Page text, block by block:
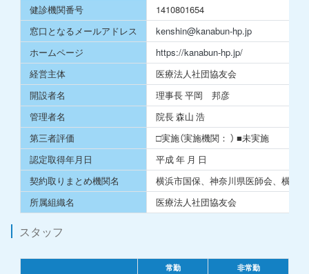
健診機関番号
1410801654
窓⼝となるメールアドレス
kenshin@kanabun-hp.jp
ホームページ
https://kanabun-hp.jp/
経営主体
医療法⼈社団協友会
開設者名
理事⻑ 平岡 邦彦
管理者名
院長 森山 浩
第三者評価
□実施（実施機関： ） ■未実施
認定取得年⽉⽇
平成 年 ⽉ ⽇
契約取りまとめ機関名
横浜市国保、神奈川県医師会、横浜
所属組織名
医療法⼈社団協友会
スタッフ
常勤 ⾮常勤